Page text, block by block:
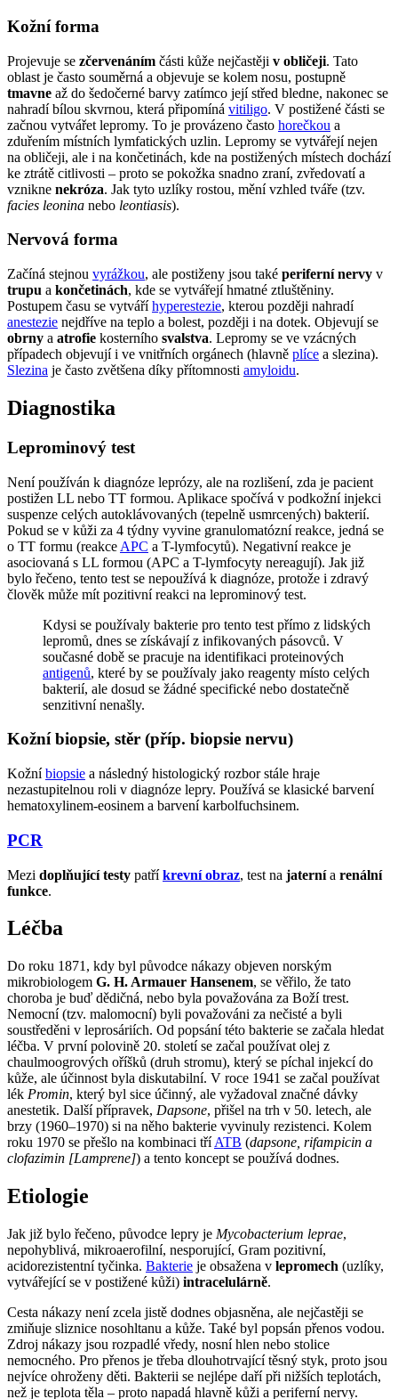
Kožní forma
Projevuje se zčervenáním části kůže nejčastěji v obličeji. Tato
oblast je často souměrná a objevuje se kolem nosu, postupně
tmavne až do šedočerné barvy zatímco její střed bledne, nakonec se
nahradí bílou skvrnou, která připomíná vitiligo. V postižené části se
začnou vytvářet lepromy. To je provázeno často horečkou a
zduřením místních lymfatických uzlin. Lepromy se vytvářejí nejen
na obličeji, ale i na končetinách, kde na postižených místech dochází
ke ztrátě citlivosti – proto se pokožka snadno zraní, zvředovatí a
vznikne nekróza. Jak tyto uzlíky rostou, mění vzhled tváře (tzv.
facies leonina nebo leontiasis).
Nervová forma
Začíná stejnou vyrážkou, ale postiženy jsou také periferní nervy v
trupu a končetinách, kde se vytvářejí hmatné ztluštěniny.
Postupem času se vytváříhyperestezie, kterou později nahradí
anestezie nejdříve na teplo a bolest, později i na dotek. Objevují se
obrny a atrofie kosterního svalstva. Lepromy se ve vzácných
případech objevují i ve vnitřních orgánech (hlavně plíce a slezina).
Slezina je často zvětšena díky přítomnosti amyloidu.
Diagnostika
Leprominový test
Není používán k diagnóze leprózy, ale na rozlišení, zda je pacient
postižen LL nebo TT formou. Aplikace spočívá v podkožní injekci
suspenze celých autoklávovaných (tepelně usmrcených) bakterií.
Pokud se v kůži za 4 týdny vyvine granulomatózní reakce, jedná se
o TT formu (reakce APC a T-lymfocytů). Negativní reakce je
asociovaná s LL formou (APC a T-lymfocyty nereagují). Jak již
bylo řečeno, tento test se nepoužívá k diagnóze, protože i zdravý
člověk může mít pozitivní reakci na leprominový test.
Kdysi se používaly bakterie pro tento test přímo z lidských
lepromů, dnes se získávají z infikovaných pásovců. V
současné době se pracuje na identifikaci proteinových
antigenů, které by se používaly jako reagenty místo celých
bakterií, ale dosud se žádné specifické nebo dostatečně
senzitivní nenašly.
Kožní biopsie, stěr (příp. biopsie nervu)
Kožníbiopsie a následný histologický rozbor stále hraje
nezastupitelnou roli v diagnóze lepry. Používá se klasické barvení
hematoxylinem-eosinem a barvení karbolfuchsinem.
PCR
Mezi doplňující testy patříkrevní obraz, test na jaternía renální
funkce.
Léčba
Do roku 1871, kdy byl původce nákazy objeven norským
mikrobiologem G. H. Armauer Hansenem, se věřilo, že tato
choroba je buď dědičná, nebo byla považována za Boží trest.
Nemocní (tzv. malomocní) byli považováni za nečisté a byli
soustředěni v leprosáriích. Od popsání této bakterie se začala hledat
léčba. V první polovině 20. století se začal používat olej z
chaulmoogrových oříšků (druh stromu), který se píchal injekcí do
kůže, ale účinnost byla diskutabilní. V roce 1941 se začal používat
lék Promin, který byl sice účinný, ale vyžadoval značné dávky
anestetik. Další přípravek, Dapsone, přišel na trh v 50. letech, ale
brzy (1960–1970) si na něho bakterie vyvinuly rezistenci. Kolem
roku 1970 se přešlo na kombinaci tříATB (dapsone, rifampicin a
clofazimin [Lamprene]) a tento koncept se používá dodnes.
Etiologie
Jak již bylo řečeno, původce lepry je Mycobacterium leprae,
nepohyblivá, mikroaerofilní, nesporující, Gram pozitivní,
acidorezistentní tyčinka. Bakterie je obsažena v lepromech (uzlíky,
vytvářející se v postižené kůži) intracelulárně.
Cesta nákazy není zcela jistě dodnes objasněna, ale nejčastěji se
zmiňuje sliznice nosohltanu a kůže. Také byl popsán přenos vodou.
Zdroj nákazy jsou rozpadlé vředy, nosní hlen nebo stolice
nemocného. Pro přenos je třeba dlouhotrvající těsný styk, proto jsou
nejvíce ohroženy děti. Bakterii se nejlépe daří při nižších teplotách,
než je teplota těla – proto napadá hlavně kůži a periferní nervy.